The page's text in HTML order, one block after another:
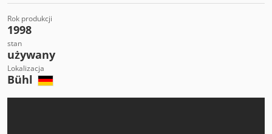
Rok produkcji
1998
stan
używany
Lokalizacja
Bühl